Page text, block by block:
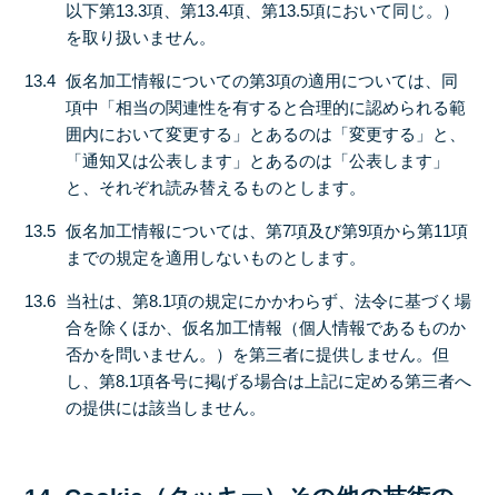
以下第13.3項、第13.4項、第13.5項において同じ。）
を取り扱いません。
13.4 仮名加工情報についての第3項の適用については、同
項中「相当の関連性を有すると合理的に認められる範
囲内において変更する」とあるのは「変更する」と、
「通知又は公表します」とあるのは「公表します」
と、それぞれ読み替えるものとします。
13.5 仮名加工情報については、第7項及び第9項から第11項
までの規定を適用しないものとします。
13.6 当社は、第8.1項の規定にかかわらず、法令に基づく場
合を除くほか、仮名加工情報（個人情報であるものか
否かを問いません。）を第三者に提供しません。但
し、第8.1項各号に掲げる場合は上記に定める第三者へ
の提供には該当しません。